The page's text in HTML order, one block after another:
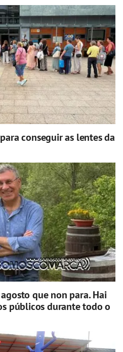
conseguir as lentes da
que non para. Hai
públicos durante todo o